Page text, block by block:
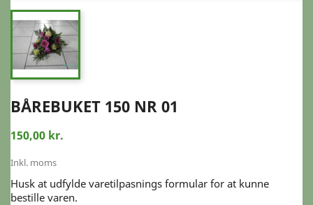
BÅREBUKET 150 NR 01
150,00 kr.
Inkl. moms
Husk at udfylde varetilpasnings formular for at kunne
bestille varen.